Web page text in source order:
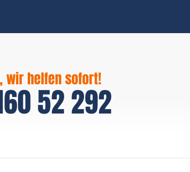
wir helfen sofort!
52 292